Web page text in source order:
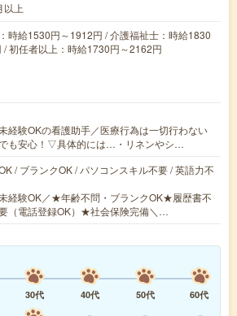
以上
時給1530円～1912円 / 介護福祉士：時給1830
/ 初任者以上：時給1730円～2162円
経験OKの看護助手／医療行為は一切行わない
も安心！▽具体的には…・リネンやシ…
/ ブランクOK / パソコンスキル不要 / 英語力不
経験OK／★年齢不問・ブランクOK★履歴書不
（電話登録OK）★社会保険完備＼…
30代 40代 50代
60代